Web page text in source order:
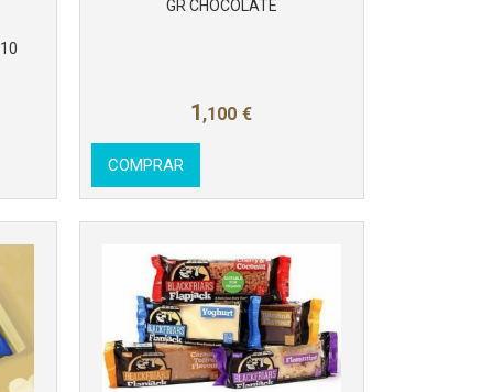
GR CHOCOLATE
1 ,100 €
COMPRAR